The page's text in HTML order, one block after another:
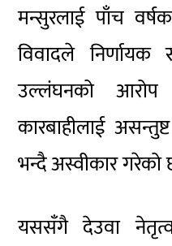
मन्सुरलाई पाँच
विवादले
उल्लंघनको
कारबाहीलाई
भन्दै अस्वीकार गरेको
यससँगै देउवा